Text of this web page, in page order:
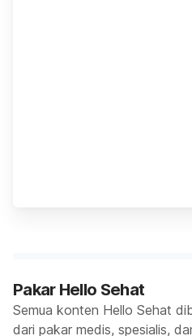
Pakar Hello Sehat
Semua konten Hello Sehat
dari pakar medis, spesialis,